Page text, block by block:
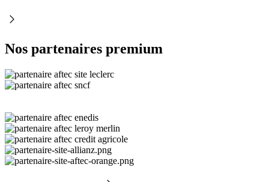
Nos partenaires premium